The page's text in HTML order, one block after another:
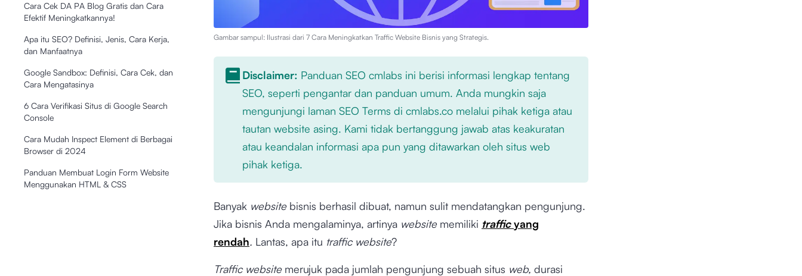
Cara Cek DA PA Blog Gratis dan Cara
Efektif Meningkatkannya!
Apa itu SEO? Definisi, Jenis, Cara Kerja,
dan Manfaatnya
Google Sandbox: Definisi, Cara Cek, dan
Cara Mengatasinya
6 Cara Verifikasi Situs di Google Search
Console
Cara Mudah Inspect Element di Berbagai
Browser di 2024
Panduan Membuat Login Form Website
Menggunakan HTML & CSS
Gambar sampul: Ilustrasi dari 7 Cara Meningkatkan Traffic Website Bisnis yang Strategis.
Disclaimer: Panduan SEO cmlabs ini berisi informasi lengkap tentang
SEO, seperti pengantar dan panduan umum. Anda mungkin saja
mengunjungi laman SEO Terms di cmlabs.co melalui pihak ketiga atau
tautan website asing. Kami tidak bertanggung jawab atas keakuratan
atau keandalan informasi apa pun yang ditawarkan oleh situs web
pihak ketiga.
Banyak website bisnis berhasil dibuat, namun sulit mendatangkan pengunjung.
Jika bisnis Anda mengalaminya, artinya websitememiliki trafficyang
rendah. Lantas, apa itu traffic website?
Traffic website merujuk pada jumlah pengunjung sebuah situs web, durasi